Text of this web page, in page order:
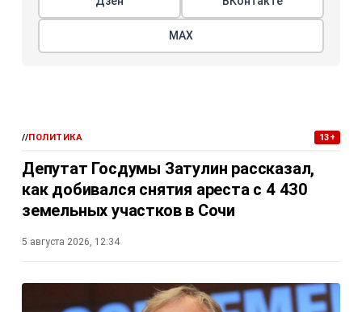
МАХ
//ПОЛИТИКА 13+
Депутат Госдумы Затулин рассказал,
как добивался снятия ареста с 4 430
земельных участков в Сочи
5 августа 2026, 12:34